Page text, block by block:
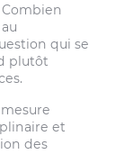
qui se
plutôt
et
des